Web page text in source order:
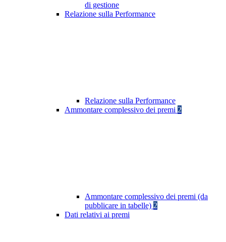
di gestione
Relazione sulla Performance
Relazione sulla Performance
Ammontare complessivo dei premi 2
Ammontare complessivo dei premi (da
pubblicare in tabelle) 2
Dati relativi ai premi